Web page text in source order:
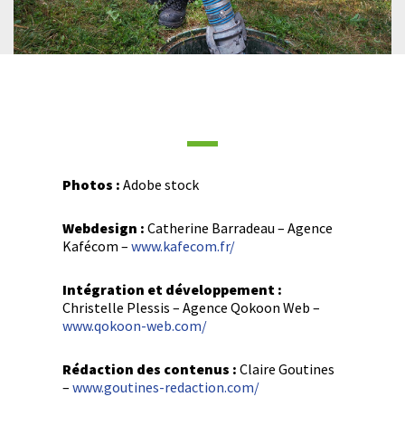
Photos : Adobe stock
Webdesign : Catherine Barradeau – Agence
Kafécom – www.kafecom.fr/
Intégration et développement :
Christelle Plessis – Agence Qokoon Web –
www.qokoon-web.com/
Rédaction des contenus : Claire Goutines
– www.goutines-redaction.com/